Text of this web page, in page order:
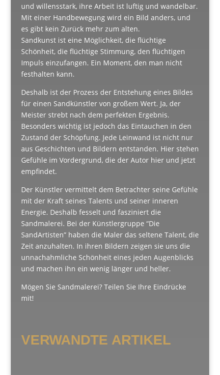
und willensstark, ihre Arbeit ist luftig und wandelbar.
Mit einer Handbewegung wird ein Bild anders, und
es gibt kein Zurück mehr zum alten.
Sandkunst ist eine Möglichkeit, die flüchtige
Schönheit, die flüchtige Stimmung, den flüchtigen
Impuls einzufangen. Ein Moment, den man nicht
festhalten kann.
Deshalb ist der Prozess der Entstehung eines Bildes
für einen Sandkünstler von großem Wert. Ja, der
Meister strebt nach dem perfekten Ergebnis.
Besonders wichtig ist jedoch das Eintauchen in den
Zustand der Schöpfung. Jede Leinwand ist nicht nur
aus Geschichten und Bildern entstanden. Hier stehen
Gefühle im Vordergrund, die der Autor hier und jetzt
empfindet.
Der Künstler vermittelt dem Betrachter seine Gefühle
mit der Kraft seines Talents und seiner inneren
Energie. Deshalb fesselt und fasziniert die
Sandmalerei. Bei der Künstlergruppe “Die
SandАrtisten” haben die Maler das seltene Talent, die
Zeit anzuhalten. In ihren Bildern zeigen sie uns die
unnachahmliche Schönheit eines jeden Augenblicks
und machen ihn ein wenig länger und heller.
Mögen Sie Sandmalerei? Teilen Sie Ihre Eindrücke
mit!
VERWANDTE ARTIKEL